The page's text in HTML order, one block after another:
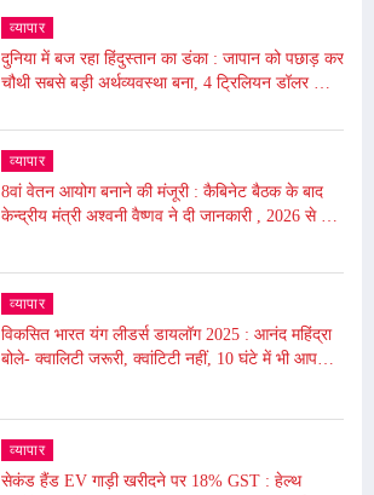
व्यापार
दुनिया में बज रहा हिंदुस्तान का डंका : जापान को पछाड़ कर
चौथी सबसे बड़ी अर्थव्यवस्था बना, 4 ट्रिलियन डॉलर की
व्यापार
8वां वेतन आयोग बनाने की मंजूरी : कैबिनेट बैठक के बाद
केन्द्रीय मंत्री अश्वनी वैष्णव ने दी जानकारी , 2026 से लागू
व्यापार
विकसित भारत यंग लीडर्स डायलॉग 2025 : आनंद महिंद्रा
बोले- क्वालिटी जरूरी, क्वांटिटी नहीं, 10 घंटे में भी आप
व्यापार
सेकंड हैंड EV गाड़ी खरीदने पर 18% GST : हेल्थ